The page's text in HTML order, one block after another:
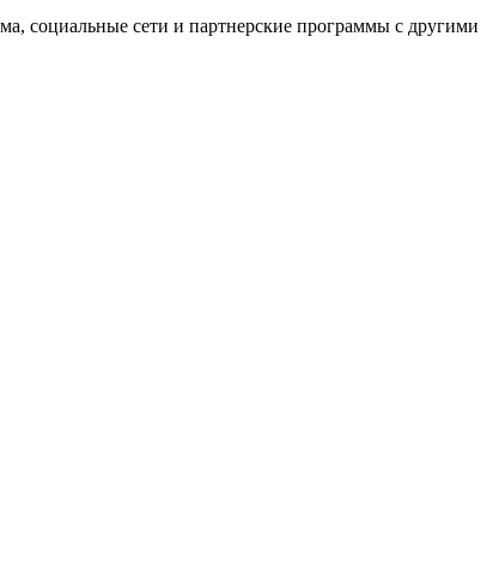
социальные сети и партнерские программы с другими